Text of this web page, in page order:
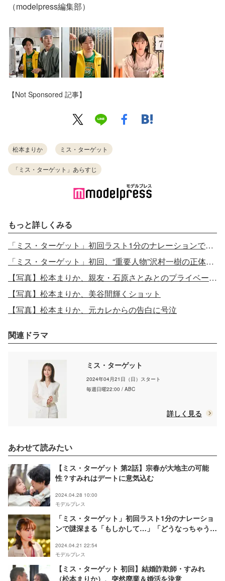
（modelpress編集部）
【Not Sponsored 記事】
松本まりか ミス・ターゲット
「ミス・ターゲット」あらすじ
もっと詳しくみる
「ミス・ターゲット」初回ラスト1分のナレーションで謎深まる「どうなっちゃうの」
「ミス・ターゲット」初回、“重要人物”沢村一樹の正体判明
【写真】松本まりか、親友・石原さとみとのプライベート2ショット公開
【写真】松本まりか、美谷間輝くショット
【写真】松本まりか、元カレからの告白に号泣
関連ドラマ
ミス・ターゲット
2024年04月21日（日）スタート
毎週日曜22:00 / ABC
詳しく見る
あわせて読みたい
【ミス・ターゲット 第2話】宗春が大地主の可能
性？すみれはデートに意気込む
2024.04.28 10:00
モデルプレス
「ミス・ターゲット」初回ラスト1分のナレーショ
ンで謎深まる「もしかして…」「どうなっちゃう
2024.04.21 22:54
モデルプレス
【ミス・ターゲット 初回】結婚詐欺師・すみれ
（松本まりか）、突然廃業＆婚活を決意